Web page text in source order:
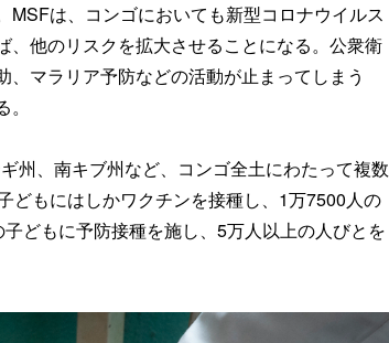
は、コンゴにおいても新型コロナウイルス
他のリスクを拡大させることになる。公衆衛
マラリア予防などの活動が止まってしまう
州、南キブ州など、コンゴ全土にわたって複数
どもにはしかワクチンを接種し、1万7500人の
どもに予防接種を施し、5万人以上の人びとを